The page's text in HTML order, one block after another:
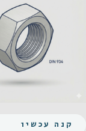
קנה עכשיו